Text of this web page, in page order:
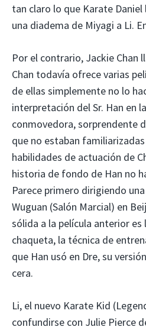
tan claro lo que Karate Daniel
una diadema de Miyagi a Li.
Por el contrario, Jackie Chan
Chan todavía ofrece varias
de ellas simplemente no lo
interpretación del Sr. Han en
conmovedora, sorprendente
que no estaban
habilidades de actuación de
historia de fondo de Han no
Parece primero dirigiendo
Wuguan (Salón Marcial) en
sólida a la película anterior es
chaqueta, la técnica de
que Han usó en Dre, su
cera.
Li, el nuevo Karate Kid
confundirse con Julie Pierce